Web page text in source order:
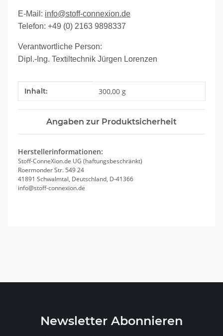
E-Mail: info@stoff-connexion.de
Telefon: +49 (0) 2163 9898337
Verantwortliche Person:
Dipl.-Ing. Textiltechnik Jürgen Lorenzen
Produkteigenschaft
Wert
Inhalt: 300,00 g
Angaben zur Produktsicherheit
Herstellerinformationen:
Stoff-ConneXion.de UG (haftungsbeschränkt)
Roermonder Str. 549 24
41891 Schwalmtal, Deutschland, D-41366
info@stoff-connexion.de
Newsletter Abonnieren